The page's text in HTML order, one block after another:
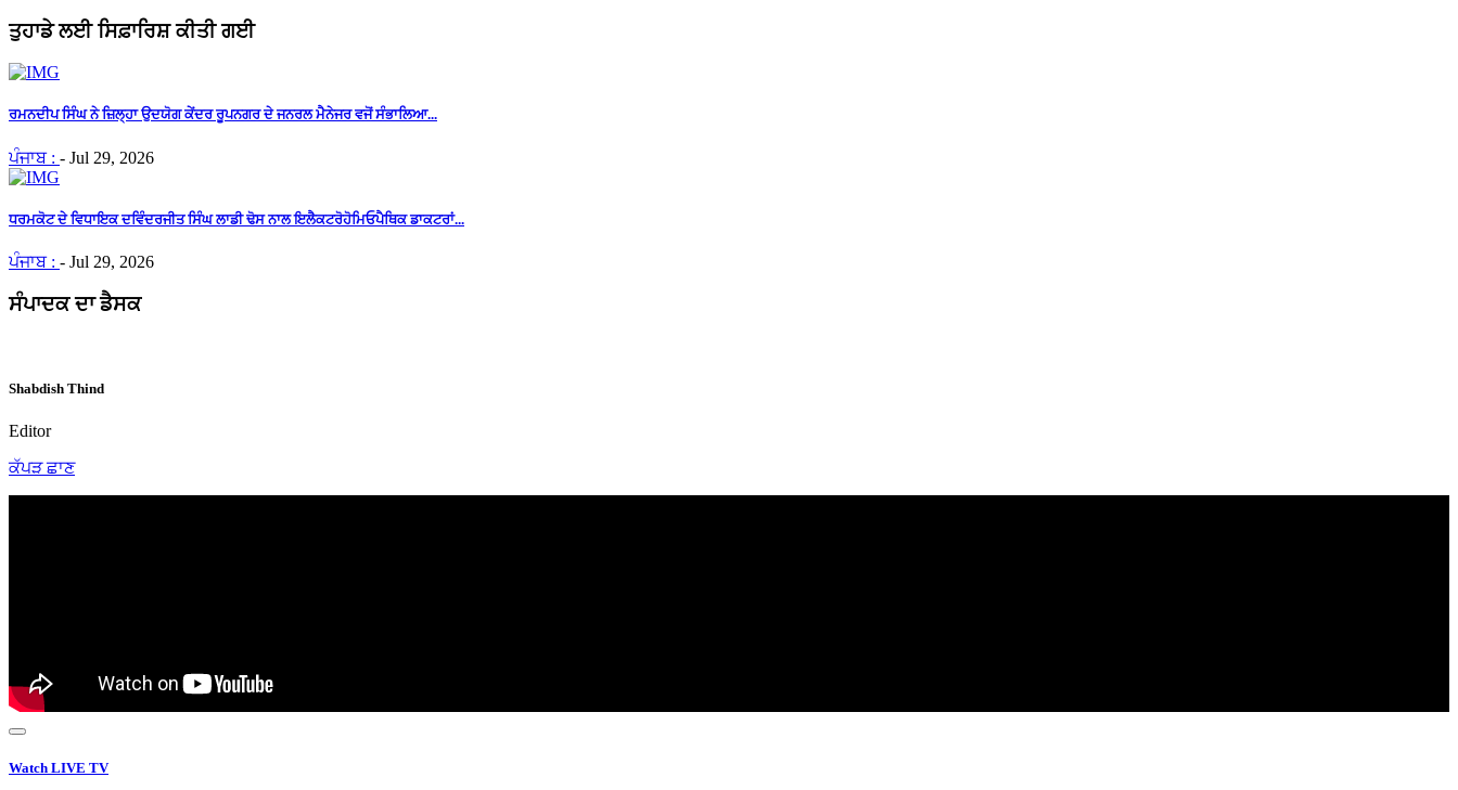
ਤੁਹਾਡੇ ਲਈ ਸਿਫ਼ਾਰਿਸ਼ ਕੀਤੀ ਗਈ
ਰਮਨਦੀਪ ਸਿੰਘ ਨੇ ਜ਼ਿਲ੍ਹਾ ਉਦਯੋਗ ਕੇਂਦਰ ਰੂਪਨਗਰ ਦੇ ਜਨਰਲ ਮੈਨੇਜਰ ਵਜੋਂ ਸੰਭਾਲਿਆ...
ਪੰਜਾਬ : - Jul 29, 2026
ਧਰਮਕੋਟ ਦੇ ਵਿਧਾਇਕ ਦਵਿੰਦਰਜੀਤ ਸਿੰਘ ਲਾਡੀ ਢੋਸ ਨਾਲ ਇਲੈਕਟਰੋਹੋਮਿਓਪੈਥਿਕ ਡਾਕਟਰਾਂ...
ਪੰਜਾਬ : - Jul 29, 2026
ਸੰਪਾਦਕ ਦਾ ਡੈਸਕ
Shabdish Thind
Editor
ਕੱਪੜ ਛਾਣ
Watch LIVE TV